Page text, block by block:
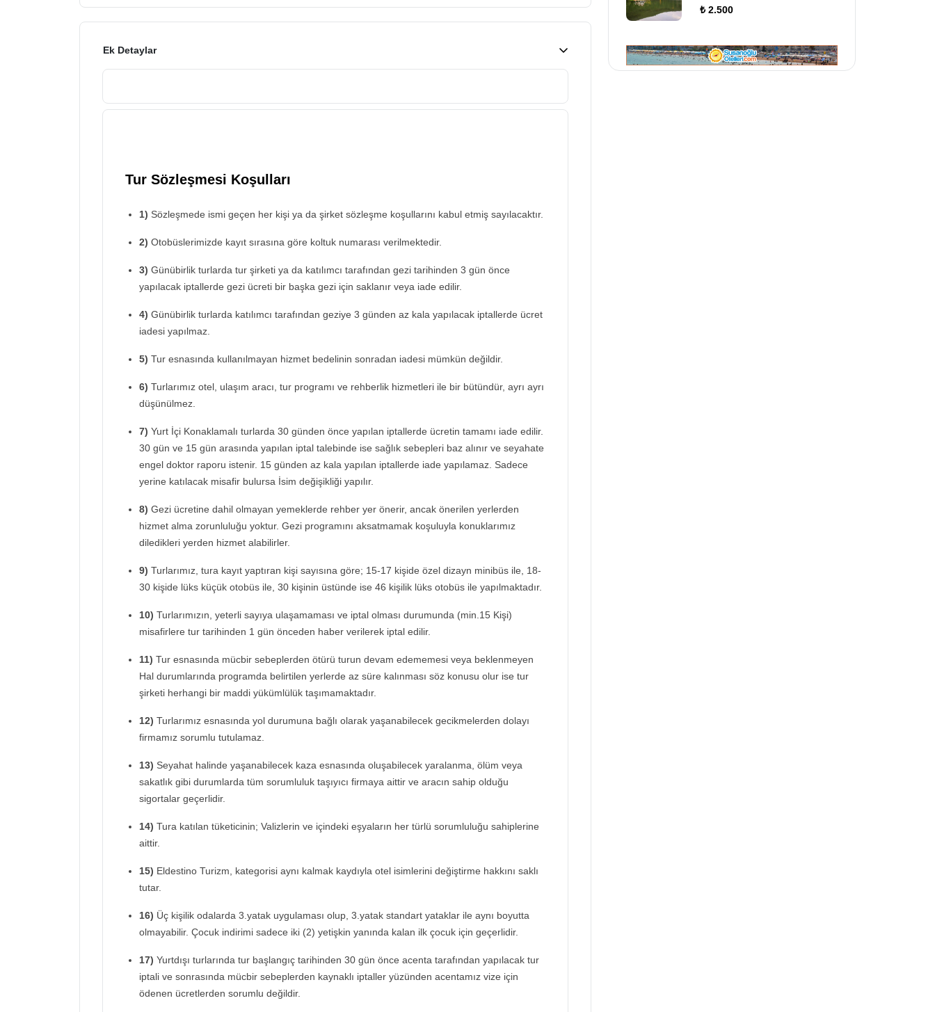
Ek Detaylar
Tur Sözleşmesi Koşulları
1) Sözleşmede ismi geçen her kişi ya da şirket sözleşme koşullarını kabul etmiş sayılacaktır.
2) Otobüslerimizde kayıt sırasına göre koltuk numarası verilmektedir.
3) Günübirlik turlarda tur şirketi ya da katılımcı tarafından gezi tarihinden 3 gün önce
yapılacak iptallerde gezi ücreti bir başka gezi için saklanır veya iade edilir.
4) Günübirlik turlarda katılımcı tarafından geziye 3 günden az kala yapılacak iptallerde ücret
iadesi yapılmaz.
5) Tur esnasında kullanılmayan hizmet bedelinin sonradan iadesi mümkün değildir.
6) Turlarımız otel, ulaşım aracı, tur programı ve rehberlik hizmetleri ile bir bütündür, ayrı ayrı
düşünülmez.
7) Yurt İçi Konaklamalı turlarda 30 günden önce yapılan iptallerde ücretin tamamı iade edilir.
30 gün ve 15 gün arasında yapılan iptal talebinde ise sağlık sebepleri baz alınır ve seyahate
engel doktor raporu istenir. 15 günden az kala yapılan iptallerde iade yapılamaz. Sadece
yerine katılacak misafir bulursa İsim değişikliği yapılır.
8) Gezi ücretine dahil olmayan yemeklerde rehber yer önerir, ancak önerilen yerlerden
hizmet alma zorunluluğu yoktur. Gezi programını aksatmamak koşuluyla konuklarımız
diledikleri yerden hizmet alabilirler.
9) Turlarımız, tura kayıt yaptıran kişi sayısına göre; 15-17 kişide özel dizayn minibüs ile, 18-
30 kişide lüks küçük otobüs ile, 30 kişinin üstünde ise 46 kişilik lüks otobüs ile yapılmaktadır.
10) Turlarımızın, yeterli sayıya ulaşamaması ve iptal olması durumunda (min.15 Kişi)
misafirlere tur tarihinden 1 gün önceden haber verilerek iptal edilir.
11) Tur esnasında mücbir sebeplerden ötürü turun devam edememesi veya beklenmeyen
Hal durumlarında programda belirtilen yerlerde az süre kalınması söz konusu olur ise tur
şirketi herhangi bir maddi yükümlülük taşımamaktadır.
12) Turlarımız esnasında yol durumuna bağlı olarak yaşanabilecek gecikmelerden dolayı
firmamız sorumlu tutulamaz.
13) Seyahat halinde yaşanabilecek kaza esnasında oluşabilecek yaralanma, ölüm veya
sakatlık gibi durumlarda tüm sorumluluk taşıyıcı firmaya aittir ve aracın sahip olduğu
sigortalar geçerlidir.
14) Tura katılan tüketicinin; Valizlerin ve içindeki eşyaların her türlü sorumluluğu sahiplerine
aittir.
15) Eldestino Turizm, kategorisi aynı kalmak kaydıyla otel isimlerini değiştirme hakkını saklı
tutar.
16) Üç kişilik odalarda 3.yatak uygulaması olup, 3.yatak standart yataklar ile aynı boyutta
olmayabilir. Çocuk indirimi sadece iki (2) yetişkin yanında kalan ilk çocuk için geçerlidir.
17) Yurtdışı turlarında tur başlangıç tarihinden 30 gün önce acenta tarafından yapılacak tur
iptali ve sonrasında mücbir sebeplerden kaynaklı iptaller yüzünden acentamız vize için
ödenen ücretlerden sorumlu değildir.
₺ 2.500